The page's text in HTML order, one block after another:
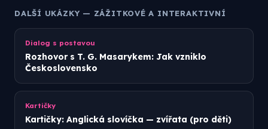
DALŠÍ UKÁZKY — ZÁŽITKOVÉ A INTERAKTIVNÍ
Dialog s postavou
Rozhovor s T. G. Masarykem: Jak vzniklo
Československo
Kartičky
Kartičky: Anglická slovíčka — zvířata (pro děti)